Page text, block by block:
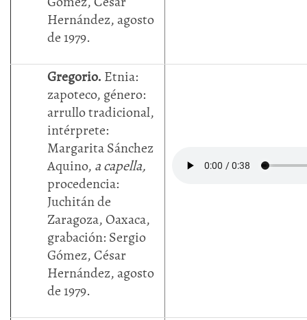
Hernández, agosto
de 1979.
Gregorio. Etnia:
zapoteco, género:
arrullo tradicional,
intérprete:
Margarita Sánchez
Aquino, a capella,
procedencia:
Juchitán de
Zaragoza, Oaxaca,
grabación: Sergio
Gómez, César
Hernández, agosto
de 1979.